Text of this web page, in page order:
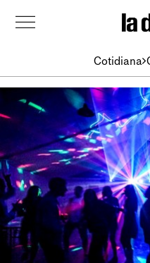
Cotidiana